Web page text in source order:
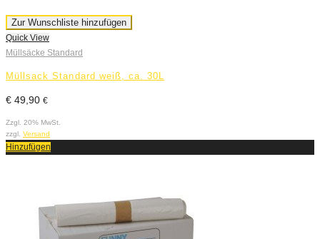
Zur Wunschliste hinzufügen
Quick View
Müllsäcke Standard
Müllsack Standard weiß, ca. 30L
€ 49,90 €
Zzgl. 20% MwSt.
zzgl. Versand
Hinzufügen